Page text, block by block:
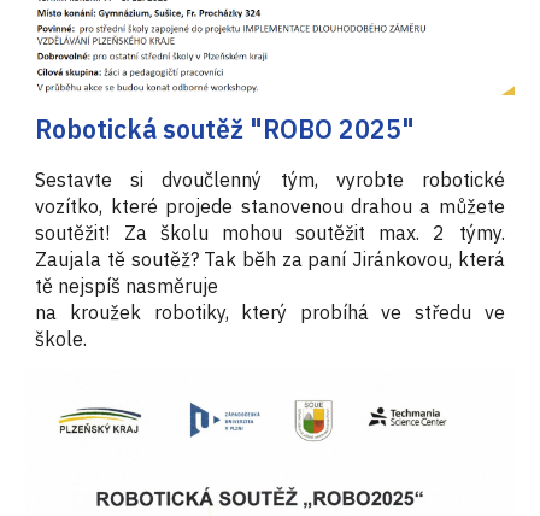
Robotická soutěž "ROBO 2025"
Sestavte si dvoučlenný tým, vyrobte robotické
vozítko, které projede stanovenou drahou a můžete
soutěžit! Za školu mohou soutěžit max. 2 týmy.
Zaujala tě soutěž? Tak běh za paní Jiránkovou, která
tě nejspíš nasměruje
na kroužek robotiky, který probíhá ve středu ve
škole.